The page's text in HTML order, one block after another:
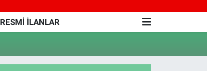
RESMİ İLANLAR